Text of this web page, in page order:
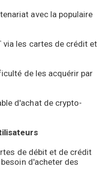
avec la populaire
via les cartes de crédit et
de les acquérir par
d'achat de crypto-
de débit et de crédit
d'acheter des